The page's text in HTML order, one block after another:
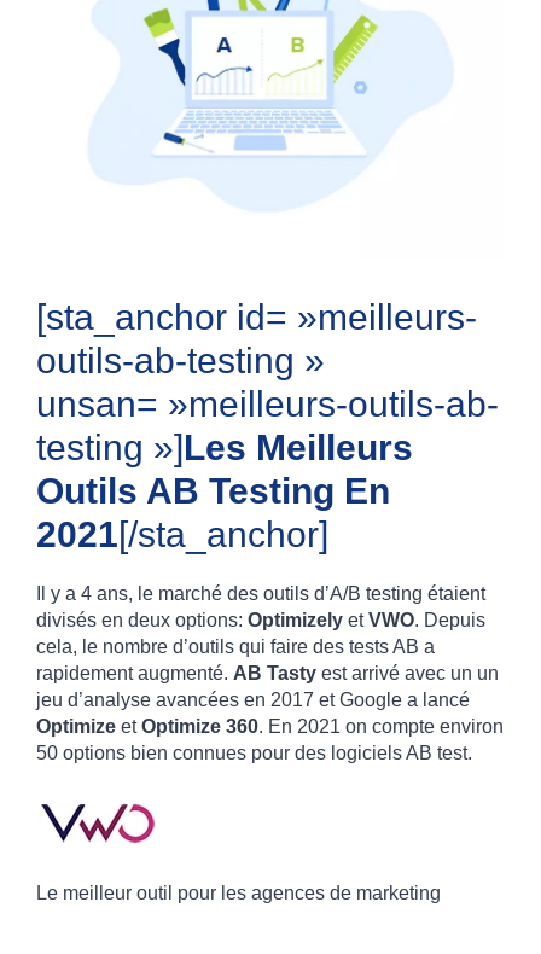
[sta_anchor id= »meilleurs-
outils-ab-testing »
unsan= »meilleurs-outils-ab-
testing »]Les Meilleurs
Outils AB Testing En
2021[/sta_anchor]
Il y a 4 ans, le marché des outils d’A/B testing étaient
divisés en deux options: Optimizely etVWO. Depuis
cela, le nombre d’outils qui faire des tests AB a
rapidement augmenté. AB Tasty est arrivé avec un un
jeu d’analyse avancées en 2017 et Google a lancé
Optimize etOptimize 360. En 2021 on compte environ
50 options bien connues pour des logiciels AB test.
Le meilleur outil pour les agences de marketing